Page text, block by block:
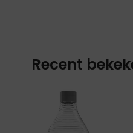
Recent